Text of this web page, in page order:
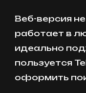
Веб-версия
работает в
идеально
пользуется
оформить